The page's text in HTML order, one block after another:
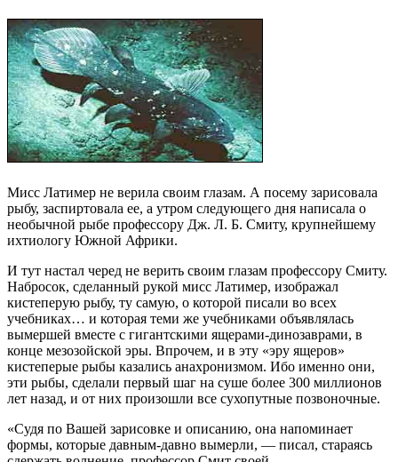
Мисс Латимер не верила своим глазам. А посему зарисовала
рыбу, заспиртовала ее, а утром следующего дня написала о
необычной рыбе профессору Дж. Л. Б. Смиту, крупнейшему
ихтиологу Южной Африки.
И тут настал черед не верить своим глазам профессору Смиту.
Набросок, сделанный рукой мисс Латимер, изображал
кистеперую рыбу, ту самую, о которой писали во всех
учебниках… и которая теми же учебниками объявлялась
вымершей вместе с гигантскими ящерами-динозаврами, в
конце мезозойской эры. Впрочем, и в эту «эру ящеров»
кистеперые рыбы казались анахронизмом. Ибо именно они,
эти рыбы, сделали первый шаг на суше более 300 миллионов
лет назад, и от них произошли все сухопутные позвоночные.
«Судя по Вашей зарисовке и описанию, она напоминает
формы, которые давным-давно вымерли, — писал, стараясь